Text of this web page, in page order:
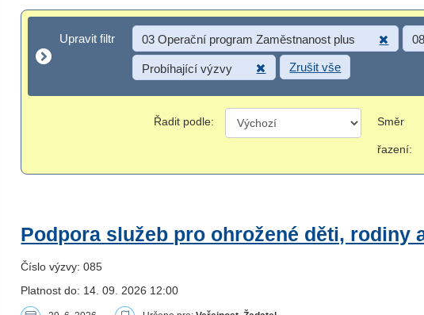
Upravit filtr
Upravit filtr 03 Operační program Zaměstnanost plus
Probíhající výzvy Zrušit vše
Řadit podle: Směr
řazení:
Podpora služeb pro ohrožené děti, rodiny
Číslo výzvy: 085
Platnost do: 14. 09. 2026 12:00